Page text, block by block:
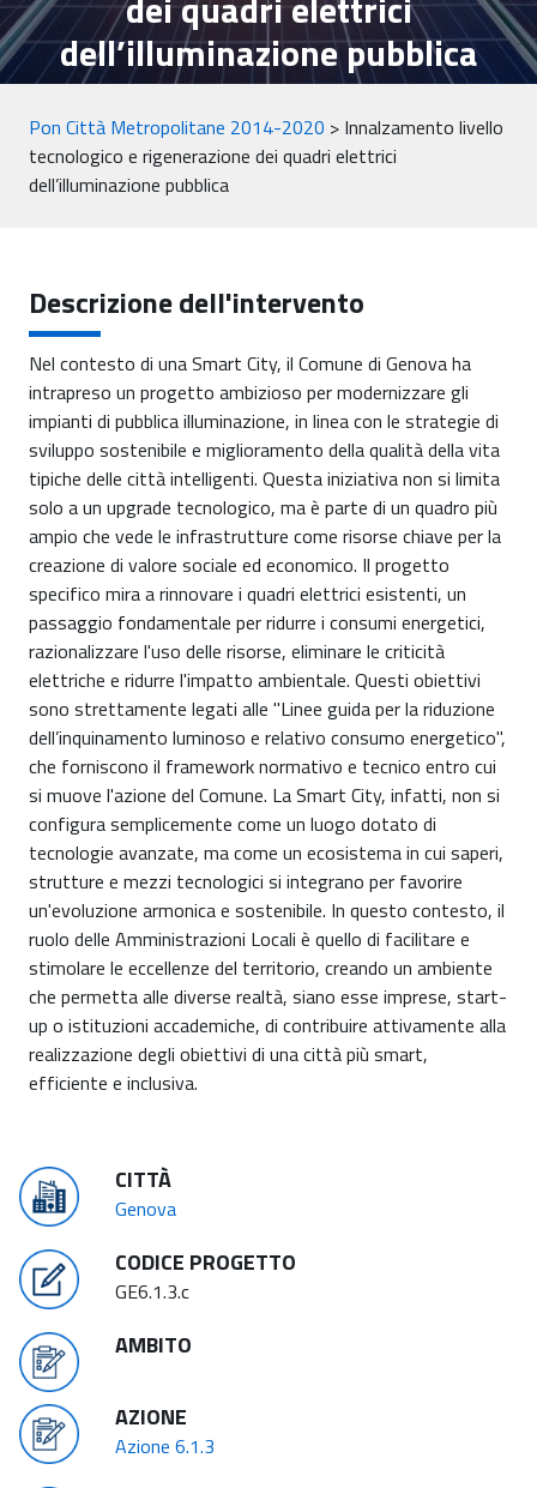
dell’illuminazione pubblica
Pon Città Metropolitane 2014-2020 > Innalzamento livello
tecnologico e rigenerazione dei quadri elettrici
dell’illuminazione pubblica
Descrizione dell'intervento
Nel contesto di una Smart City, il Comune di Genova ha
intrapreso un progetto ambizioso per modernizzare gli
impianti di pubblica illuminazione, in linea con le strategie di
sviluppo sostenibile e miglioramento della qualità della vita
tipiche delle città intelligenti. Questa iniziativa non si limita
solo a un upgrade tecnologico, ma è parte di un quadro più
ampio che vede le infrastrutture come risorse chiave per la
creazione di valore sociale ed economico. Il progetto
specifico mira a rinnovare i quadri elettrici esistenti, un
passaggio fondamentale per ridurre i consumi energetici,
razionalizzare l'uso delle risorse, eliminare le criticità
elettriche e ridurre l'impatto ambientale. Questi obiettivi
sono strettamente legati alle "Linee guida per la riduzione
dell’inquinamento luminoso e relativo consumo energetico",
che forniscono il framework normativo e tecnico entro cui
si muove l'azione del Comune. La Smart City, infatti, non si
configura semplicemente come un luogo dotato di
tecnologie avanzate, ma come un ecosistema in cui saperi,
strutture e mezzi tecnologici si integrano per favorire
un'evoluzione armonica e sostenibile. In questo contesto, il
ruolo delle Amministrazioni Locali è quello di facilitare e
stimolare le eccellenze del territorio, creando un ambiente
che permetta alle diverse realtà, siano esse imprese, start-
up o istituzioni accademiche, di contribuire attivamente alla
realizzazione degli obiettivi di una città più smart,
efficiente e inclusiva.
CITTÀ
Genova
CODICE PROGETTO
GE6.1.3.c
AMBITO
AZIONE
Azione 6.1.3